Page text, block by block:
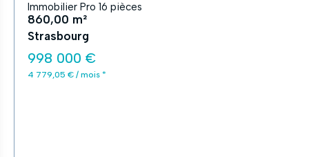
Immobilier Pro 16 pièces
860,00 m²
Strasbourg
998 000 €
4 779,05 € / mois *